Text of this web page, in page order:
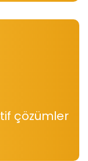
çözümler